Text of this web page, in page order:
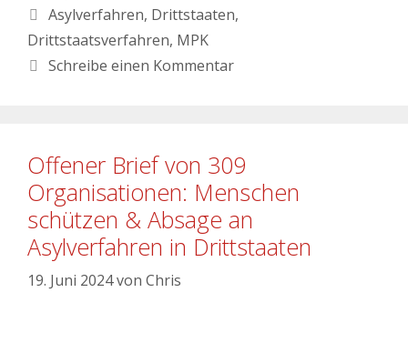
Asylverfahren, Drittstaaten,
Drittstaatsverfahren, MPK
Schreibe einen Kommentar
Offener Brief von 309
Organisationen: Menschen
schützen & Absage an
Asylverfahren in Drittstaaten
19. Juni 2024von Chris